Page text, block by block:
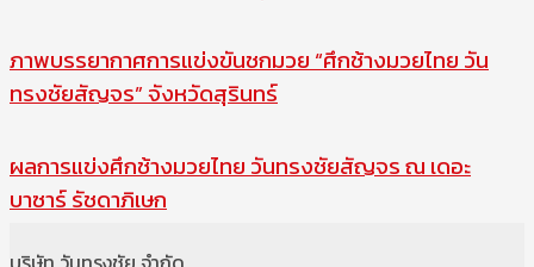
ภาพบรรยากาศการแข่งขันชกมวย “ศึกช้างมวยไทย วัน
ทรงชัยสัญจร” จังหวัดสุรินทร์
ผลการแข่งศึกช้างมวยไทย วันทรงชัยสัญจร ณ เดอะ
บาซาร์ รัชดาภิเษก